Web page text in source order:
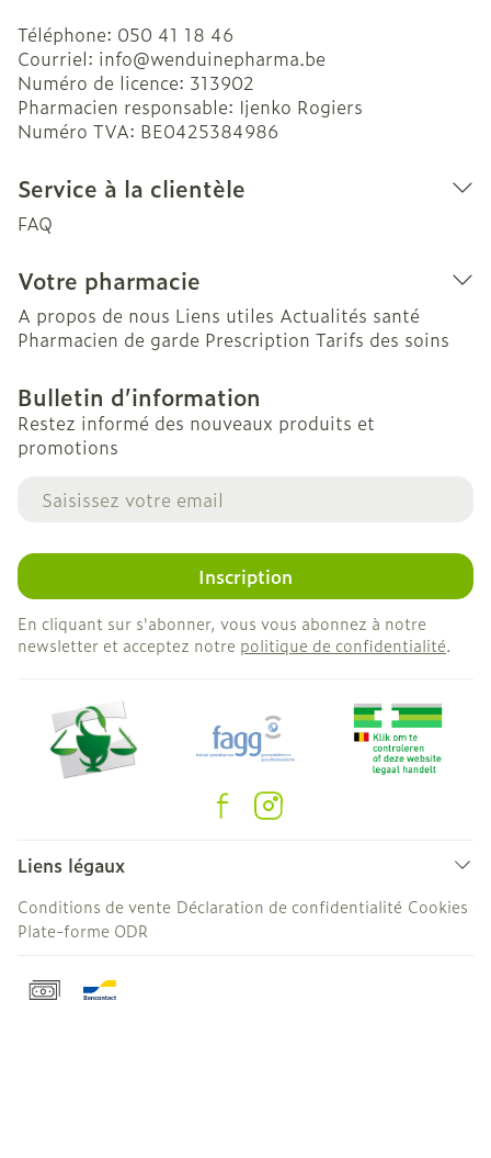
Téléphone: 050 41 18 46
Courriel: info@wenduinepharma.be
Numéro de licence: 313902
Pharmacien responsable: Ijenko Rogiers
Numéro TVA: BE0425384986
Service à la clientèle
FAQ
Votre pharmacie
A propos de nous Liens utiles Actualités santé
Pharmacien de garde Prescription Tarifs des soins
Bulletin d’information
Restez informé des nouveaux produits et
promotions
Adresse mail
Inscription
En cliquant sur s'abonner, vous vous abonnez à notre
newsletter et acceptez notre politique de confidentialité.
Liens légaux
Conditions de vente Déclaration de confidentialité Cookies
Plate-forme ODR